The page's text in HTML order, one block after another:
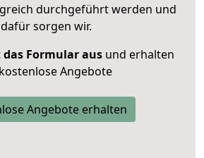
durchgeführt werden und
dafür sorgen wir.
Formular ausund erhalten
Angebote
Angebote erhalten